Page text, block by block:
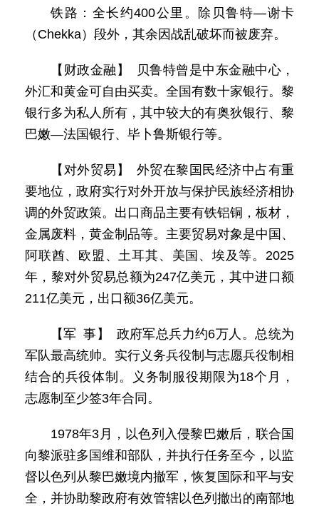
铁路：全长约400公里。除贝鲁特—谢卡
（Chekka）段外，其余因战乱破坏而被废弃。
【财政金融】 贝鲁特曾是中东金融中心，
外汇和黄金可自由买卖。全国有数十家银行。黎
银行多为私人所有，其中较大的有奥狄银行、黎
巴嫩—法国银行、毕卜鲁斯银行等。
【对外贸易】 外贸在黎国民经济中占有重
要地位，政府实行对外开放与保护民族经济相协
调的外贸政策。出口商品主要有铁铝铜，板材，
金属废料，黄金制品等。主要贸易对象是中国、
阿联酋、欧盟、土耳其、美国、埃及等。2025
年，黎对外贸易总额为247亿美元，其中进口额
211亿美元，出口额36亿美元。
【军 事】 政府军总兵力约6万人。总统为
军队最高统帅。实行义务兵役制与志愿兵役制相
结合的兵役体制。义务制服役期限为18个月，
志愿制至少签3年合同。
1978年3月，以色列入侵黎巴嫩后，联合国
向黎派驻多国维和部队，并执行任务至今，以监
督以色列从黎巴嫩境内撤军，恢复国际和平与安
全，并协助黎政府有效管辖以色列撤出的南部地